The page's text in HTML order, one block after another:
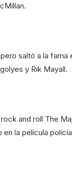
saltó a la fama
y Rik Mayall.
and roll The
la película